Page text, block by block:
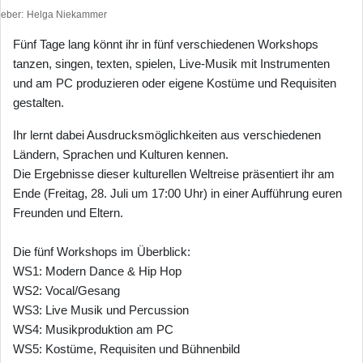
Helga Niekammer
Fünf Tage lang könnt ihr in fünf verschiedenen Workshops
tanzen, singen, texten, spielen, Live-Musik mit Instrumenten
und am PC produzieren oder eigene Kostüme und Requisiten
gestalten.
Ihr lernt dabei Ausdrucksmöglichkeiten aus verschiedenen
Ländern, Sprachen und Kulturen kennen.
Die Ergebnisse dieser kulturellen Weltreise präsentiert ihr am
Ende (Freitag, 28. Juli um 17:00 Uhr) in einer Aufführung euren
Freunden und Eltern.
Die fünf Workshops im Überblick:
WS1: Modern Dance & Hip Hop
WS2: Vocal/Gesang
WS3: Live Musik und Percussion
WS4: Musikproduktion am PC
WS5: Kostüme, Requisiten und Bühnenbild